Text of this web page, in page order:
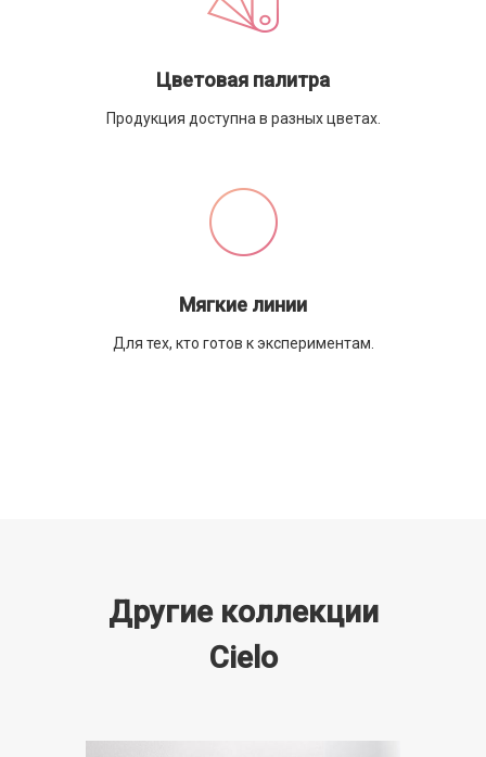
Цветовая палитра
Продукция доступна в разных цветах.
Мягкие линии
Для тех, кто готов к экспериментам.
Другие коллекции
Cielo